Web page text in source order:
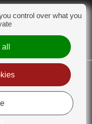
: 03 26 55 99 63 - E-mail :
MENTIONS LÉGALES
control over what you